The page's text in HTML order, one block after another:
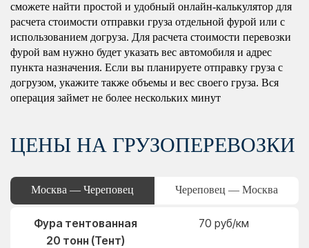
сможете найти простой и удобный онлайн-калькулятор для
расчета стоимости отправки груза отдельной фурой или с
использованием догруза. Для расчета стоимости перевозки
фурой вам нужно будет указать вес автомобиля и адрес
пункта назначения. Если вы планируете отправку груза с
догрузом, укажите также объемы и вес своего груза. Вся
операция займет не более нескольких минут
ЦЕНЫ НА ГРУЗОПЕРЕВОЗКИ
Москва — Череповец Череповец — Москва
Фура тентованная
20 тонн (Тент)
70 руб/км